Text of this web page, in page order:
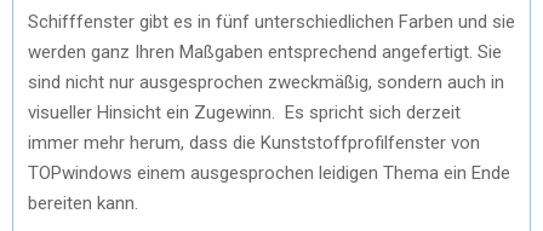
Schifffenster gibt es in fünf unterschiedlichen Farben und sie
werden ganz Ihren Maßgaben entsprechend angefertigt. Sie
sind nicht nur ausgesprochen zweckmäßig, sondern auch in
visueller Hinsicht ein Zugewinn. Es spricht sich derzeit
immer mehr herum, dass die Kunststoffprofilfenster von
TOPwindows einem ausgesprochen leidigen Thema ein Ende
bereiten kann.